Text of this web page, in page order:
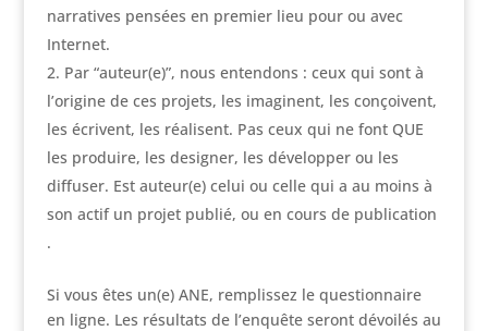
narratives pensées en premier lieu pour ou avec
Internet.
Par “auteur(e)”, nous entendons : ceux qui sont à
l’origine de ces projets, les imaginent, les conçoivent,
les écrivent, les réalisent. Pas ceux qui ne font QUE
les produire, les designer, les développer ou les
diffuser. Est auteur(e) celui ou celle qui a au moins à
son actif un projet publié, ou en cours de publication
.
Si vous êtes un(e) ANE, remplissez le questionnaire
en ligne. Les résultats de l’enquête seront dévoilés au